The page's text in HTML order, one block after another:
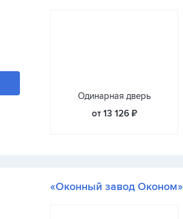
Одинарная дверь
от 13 126 ₽
«Оконный завод Оконом»